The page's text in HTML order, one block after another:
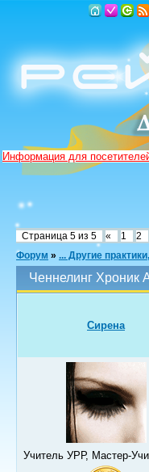
Информация для
Страница 5 из 5 « 1 2
Форум » ... Другие
Ченнелинг Хроник
Сирена
Учитель УРР, Мастер-